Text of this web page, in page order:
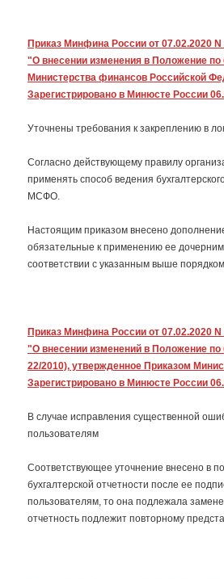
Приказ Минфина России от 07.02.2020 N
"О внесении изменения в Положение по
Министерства финансов Российской
Зарегистрировано в Минюсте России
Уточнены требования к закреплению в
Согласно действующему правилу
применять способ ведения
МСФО.
Настоящим приказом внесено
обязательные к применению ее
соответствии с указанным выше
Приказ Минфина России от 07.02.2020 N
"О внесении изменений в Положение по
22/2010), утвержденное Приказом
Зарегистрировано в Минюсте России
В случае исправления существенной
пользователям
Соответствующее уточнение внесено в
бухгалтерской отчетности после ее
пользователям, то она подлежала
отчетность подлежит повторному